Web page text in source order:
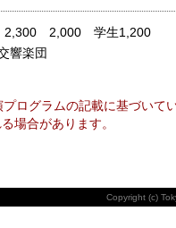
2,000 学生1,200
響楽団
ログラムの記載に基づいて
場合があります。
Copyright (c)